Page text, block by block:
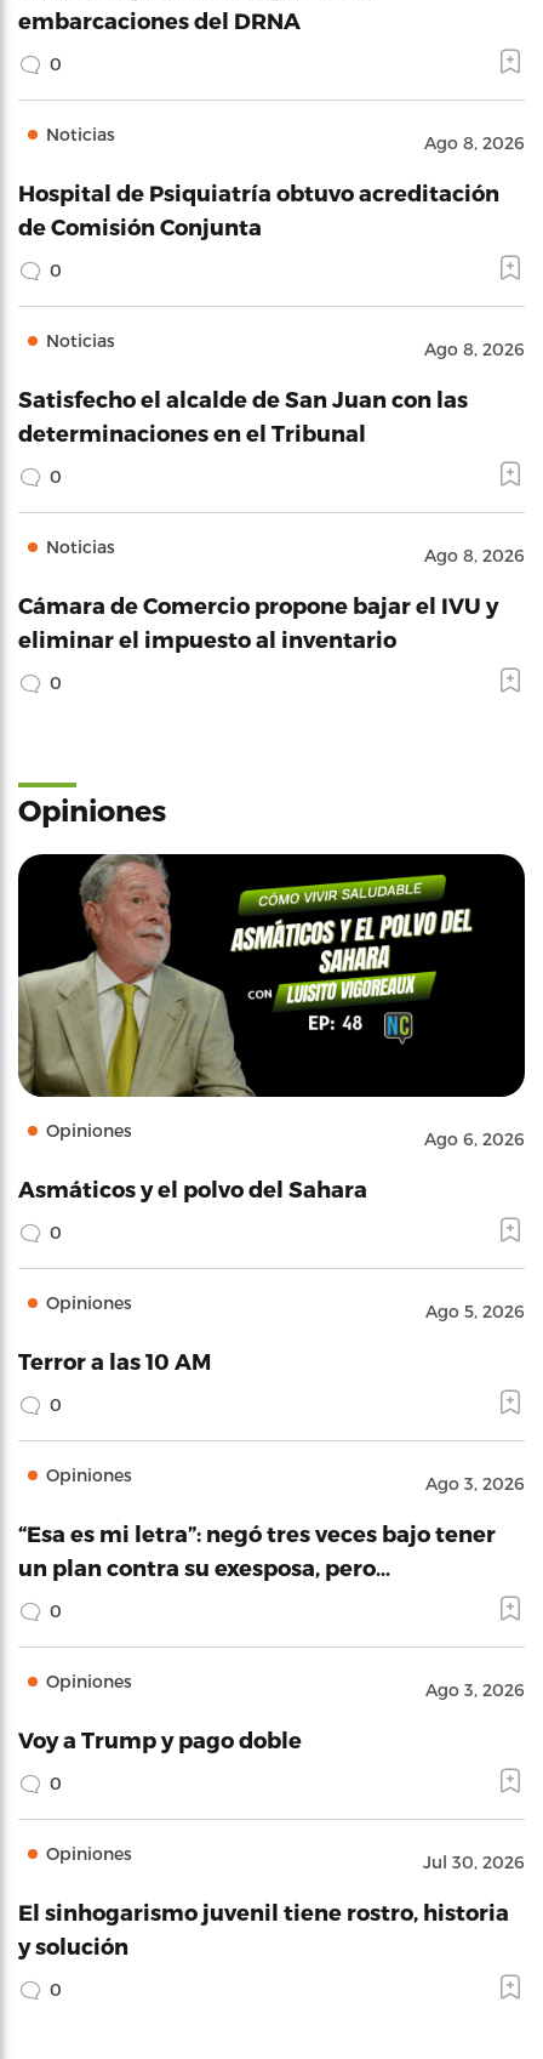
embarcaciones del DRNA
0
Noticias Ago 8, 2026
Hospital de Psiquiatría obtuvo acreditación
de Comisión Conjunta
0
Noticias Ago 8, 2026
Satisfecho el alcalde de San Juan con las
determinaciones en el Tribunal
0
Noticias Ago 8, 2026
Cámara de Comercio propone bajar el IVU y
eliminar el impuesto al inventario
0
Opiniones
Opiniones Ago 6, 2026
Asmáticos y el polvo del Sahara
0
Opiniones Ago 5, 2026
Terror a las 10 AM
0
Opiniones Ago 3, 2026
“Esa es mi letra”: negó tres veces bajo tener
un plan contra su exesposa, pero…
0
Opiniones Ago 3, 2026
Voy a Trump y pago doble
0
Opiniones Jul 30, 2026
El sinhogarismo juvenil tiene rostro, historia
y solución
0